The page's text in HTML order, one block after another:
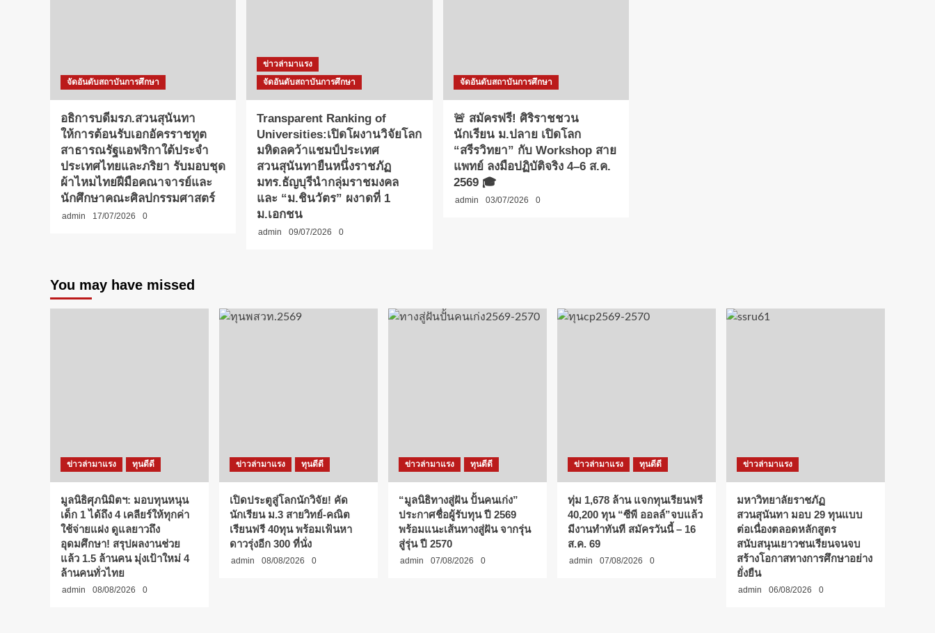
จัดอันดับสถาบันการศึกษา
อธิการบดีมรภ.สวนสุนันทา
ให้การต้อนรับเอกอัครราชทูต
สาธารณรัฐแอฟริกาใต้ประจำ
ประเทศไทยและภริยา รับมอบชุด
ผ้าไหมไทยฝีมือคณาจารย์และ
นักศึกษาคณะศิลปกรรมศาสตร์
admin 17/07/2026 0
ข่าวล่ามาแรง
จัดอันดับสถาบันการศึกษา
Transparent Ranking of
Universities:เปิดโผงานวิจัยโลก
มหิดลคว้าแชมป์ประเทศ
สวนสุนันทายืนหนึ่งราชภัฏ
มทร.ธัญบุรีนำกลุ่มราชมงคล
และ “ม.ชินวัตร” ผงาดที่ 1
ม.เอกชน
admin 09/07/2026 0
จัดอันดับสถาบันการศึกษา
🚨 สมัครฟรี! ศิริราชชวน
นักเรียน ม.ปลาย เปิดโลก
“สรีรวิทยา” กับ Workshop สาย
แพทย์ ลงมือปฏิบัติจริง 4–6 ส.ค.
2569 🎓
admin 03/07/2026 0
You may have missed
ข่าวล่ามาแรง ทุนดีดี
มูลนิธิศุภนิมิตฯ: มอบทุนหนุน
เด็ก 1 ได้ถึง 4 เคลียร์ให้ทุกค่า
ใช้จ่ายแฝง ดูแลยาวถึง
อุดมศึกษา! สรุปผลงานช่วย
แล้ว 1.5 ล้านคน มุ่งเป้าใหม่ 4
ล้านคนทั่วไทย
admin 08/08/2026 0
ข่าวล่ามาแรง ทุนดีดี
เปิดประตูสู่โลกนักวิจัย! คัด
นักเรียน ม.3 สายวิทย์-คณิต
เรียนฟรี 40ทุน พร้อมเฟ้นหา
ดาวรุ่งอีก 300 ที่นั่ง
admin 08/08/2026 0
ข่าวล่ามาแรง ทุนดีดี
“มูลนิธิทางสู่ฝัน ปั้นคนเก่ง”
ประกาศชื่อผู้รับทุน ปี 2569
พร้อมแนะเส้นทางสู่ฝัน จากรุ่น
สู่รุ่น ปี 2570
admin 07/08/2026 0
ข่าวล่ามาแรง ทุนดีดี
ทุ่ม 1,678 ล้าน แจกทุนเรียนฟรี
40,200 ทุน “ซีพี ออลล์”จบแล้ว
มีงานทำทันที สมัครวันนี้ – 16
ส.ค. 69
admin 07/08/2026 0
ข่าวล่ามาแรง
มหาวิทยาลัยราชภัฏ
สวนสุนันทา มอบ 29 ทุนแบบ
ต่อเนื่องตลอดหลักสูตร
สนับสนุนเยาวชนเรียนจนจบ
สร้างโอกาสทางการศึกษาอย่าง
ยั่งยืน
admin 06/08/2026 0